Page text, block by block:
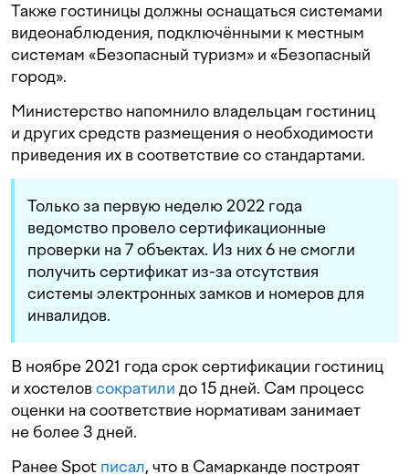
Также гостиницы должны оснащаться системами
видеонаблюдения, подключёнными к местным
системам «Безопасный туризм» и «Безопасный
город».
Министерство напомнило владельцам гостиниц
и других средств размещения о необходимости
приведения их в соответствие со стандартами.
Только за первую неделю 2022 года
ведомство провело сертификационные
проверки на 7 объектах. Из них 6 не смогли
получить сертификат из-за отсутствия
системы электронных замков и номеров для
инвалидов.
В ноябре 2021 года срок сертификации гостиниц
и хостеловсократили до 15 дней. Сам процесс
оценки на соответствие нормативам занимает
не более 3 дней.
Ранее Spot писал, что в Самарканде построят